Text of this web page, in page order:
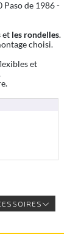
Paso de 1986 -
et les rondelles.
choisi.
et